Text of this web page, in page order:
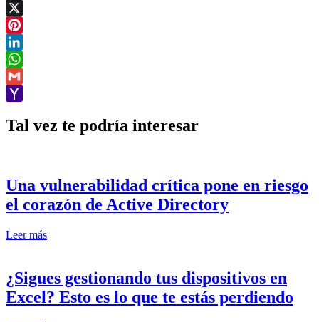
Email
X
Pinterest
LinkedIn
WhatsApp
Gmail
Mail
Tal vez te podría interesar
Una vulnerabilidad crítica pone en riesgo
el corazón de Active Directory
Leer más
¿Sigues gestionando tus dispositivos en
Excel? Esto es lo que te estás perdiendo